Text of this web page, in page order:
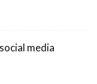
media